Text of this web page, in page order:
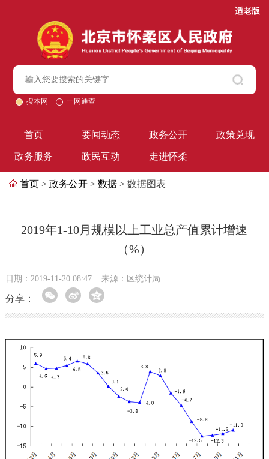
适老版
搜本网 一网通查
首页 要闻动态 政务公开 政策兑现
政务服务 政民互动 走进怀柔
首页 > 政务公开 > 数据 > 数据图表
2019年1-10月规模以上工业总产值累计增速
（%）
日期：2019-11-20 08:47 来源：区统计局
分享：